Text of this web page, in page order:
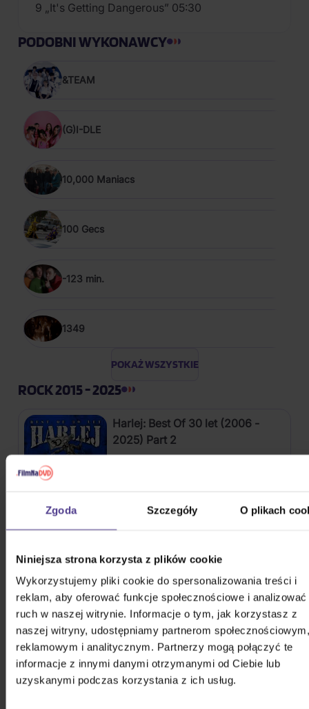
Zgoda Szczegóły O plikach
Niniejsza strona korzysta z plików cookie
Wykorzystujemy pliki cookie do spersonalizowania treści i
reklam, aby oferować funkcje społecznościowe i analizować
ruch w naszej witrynie. Informacje o tym, jak korzystasz z
naszej witryny, udostępniamy partnerom społecznościowym,
reklamowym i analitycznym. Partnerzy mogą połączyć te
informacje z innymi danymi otrzymanymi od Ciebie lub
uzyskanymi podczas korzystania z ich usług.
9 „It's Getting Dangerous” 05:30
PODOBNI WYKONAWCY
&TEAM
(G)I-DLE
10,000 Maniacs
100 Gecs
-123 min.
1349
POKAŻ WSZYSTKIE
ROCK 2015 - 2025
Harlej: Best Of 30 let (2006 -
2025) Part 2
Kabát: Original Albums Vol.3
Na magazynie 82,60 zł
Mišík Vladimír: Vteřiny, měsíce a
roky
CD